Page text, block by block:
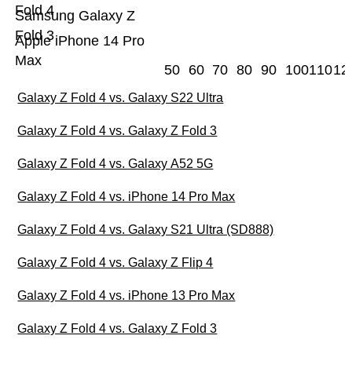
Apple iPhone 14 Pro
Max
Samsung Galaxy Z
Fold 3
Fold 4
50 60 70 80 90 100110
Galaxy Z Fold 4 vs. Galaxy S22 Ultra
Galaxy Z Fold 4 vs. Galaxy Z Fold 3
Galaxy Z Fold 4 vs. Galaxy A52 5G
Galaxy Z Fold 4 vs. iPhone 14 Pro Max
Galaxy Z Fold 4 vs. Galaxy S21 Ultra (SD888)
Galaxy Z Fold 4 vs. Galaxy Z Flip 4
Galaxy Z Fold 4 vs. iPhone 13 Pro Max
Galaxy Z Fold 4 vs. Galaxy Z Fold 3